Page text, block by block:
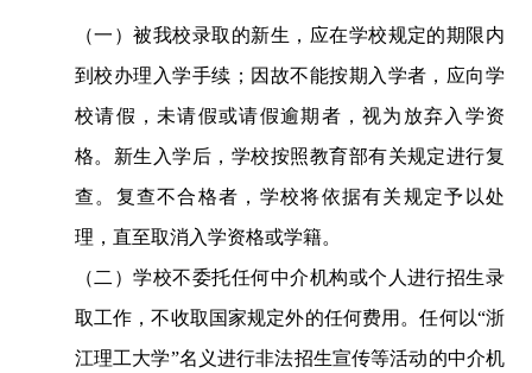
（一）被我校录取的新生，应在学校规定的期限内
到校办理入学手续；因故不能按期入学者，应向学
校请假，未请假或请假逾期者，视为放弃入学资
格。新生入学后，学校按照教育部有关规定进行复
查。复查不合格者，学校将依据有关规定予以处
理，直至取消入学资格或学籍。
（二）学校不委托任何中介机构或个人进行招生录
取工作，不收取国家规定外的任何费用。任何以“浙
江理工大学”名义进行非法招生宣传等活动的中介机